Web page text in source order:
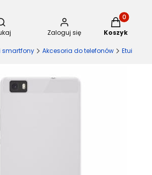
Otwórz wyszukiwarkę
Zaloguj się
Produkty
Koszyk
smartfony Akcesoria do telefonów Etui